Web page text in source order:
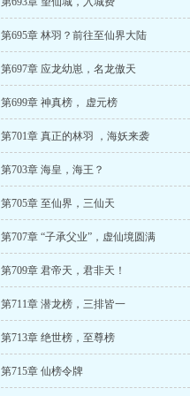
第695章 林羽？前往至仙界大陆
第697章 应龙幼崽，名龙傲天
第699章 神真榜， 虚元榜
第701章 真正的林羽 ，海妖来袭
第703章 海皇，海王？
第705章 至仙界，三仙天
第707章 “子承父业”，虚仙境圆满
第709章 君帝天，君非天！
第711章 潜龙榜，三排皆一
第713章 绝世榜，至尊榜
第715章 仙榜令牌